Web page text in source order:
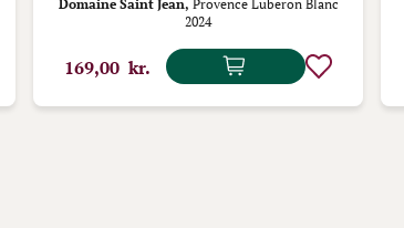
Domaine Saint Jean, Provence Luberon Blanc
2024
169,00 kr.